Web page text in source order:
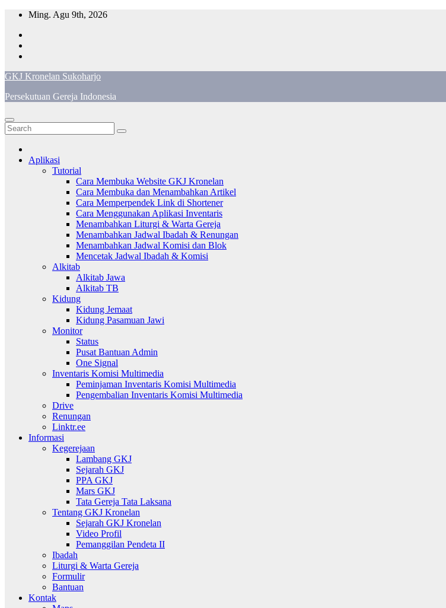
Skip
content
Ming. Agu 9th, 2026
GKJ Kronelan Sukoharjo
Persekutuan Gereja Indonesia
Aplikasi
Tutorial
Cara Membuka Website GKJ Kronelan
Cara Membuka dan Menambahkan Artikel
Cara Memperpendek Link di Shortener
Cara Menggunakan Aplikasi Inventaris
Menambahkan Liturgi & Warta Gereja
Menambahkan Jadwal Ibadah & Renungan
Menambahkan Jadwal Komisi dan Blok
Mencetak Jadwal Ibadah & Komisi
Alkitab
Alkitab Jawa
Alkitab TB
Kidung
Kidung Jemaat
Kidung Pasamuan Jawi
Monitor
Status
Pusat Bantuan Admin
One Signal
Inventaris Komisi Multimedia
Peminjaman Inventaris Komisi Multimedia
Pengembalian Inventaris Komisi Multimedia
Drive
Renungan
Linktr.ee
Informasi
Kegerejaan
Lambang GKJ
Sejarah GKJ
PPA GKJ
Mars GKJ
Tata Gereja Tata Laksana
Tentang GKJ Kronelan
Sejarah GKJ Kronelan
Video Profil
Pemanggilan Pendeta II
Ibadah
Liturgi & Warta Gereja
Formulir
Bantuan
Kontak